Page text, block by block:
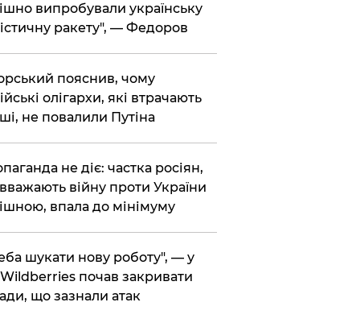
випробували українську
ракету", — Федоров
пояснив, чому
олігархи, які втрачають
не повалили Путіна
не діє: частка росіян,
війну проти України
впала до мінімуму
шукати нову роботу", — у
почав закривати
що зазнали атак